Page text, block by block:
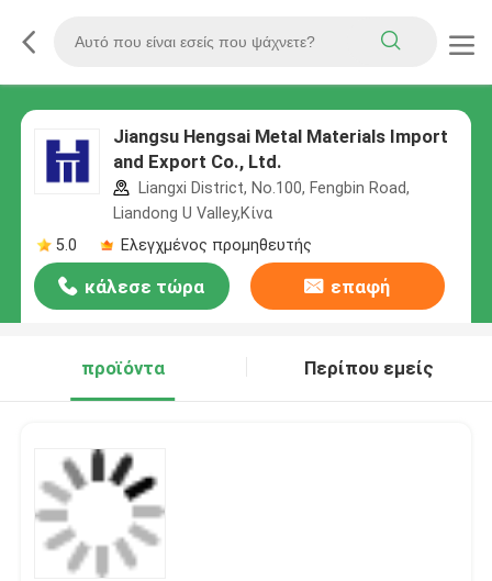
Jiangsu Hengsai Metal Materials Import
and Export Co., Ltd.
Liangxi District, No.100, Fengbin Road,
Liandong U Valley,Κίνα
5.0
Ελεγχμένος προμηθευτής
κάλεσε τώρα επαφή
προϊόντα Περίπου εμείς